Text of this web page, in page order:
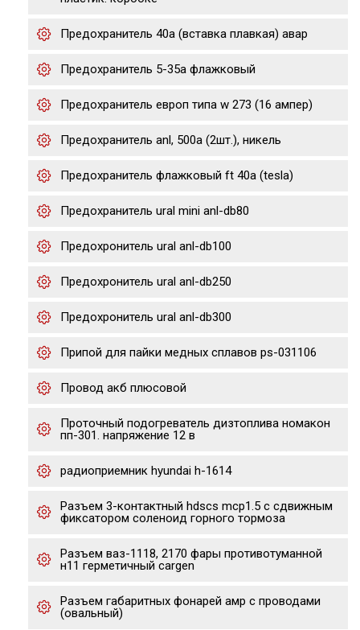
Предохранитель 40а (вставка плавкая) авар
Предохранитель 5-35a флажковый
Предохранитель европ типа w 273 (16 ампер)
Предохранитель anl, 500a (2шт.), никель
Предохранитель флажковый ft 40а (tesla)
Предохранитель ural mini anl-db80
Предохронитель ural anl-db100
Предохронитель ural anl-db250
Предохронитель ural anl-db300
Припой для пайки медных сплавов ps-031106
Провод акб плюсовой
Проточный подогреватель дизтоплива номакон
пп-301. напряжение 12 в
радиоприемник hyundai h-1614
Разъем 3-контактный hdscs mcp1.5 с сдвижным
фиксатором соленоид горного тормоза
Разъем ваз-1118, 2170 фары противотуманной
н11 герметичный cargen
Разъем габаритных фонарей амр с проводами
(овальный)